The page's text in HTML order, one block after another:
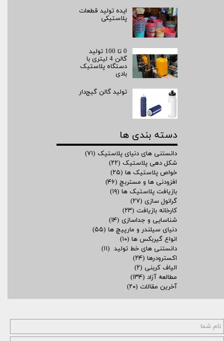
ایده تولید قطعات
پلاستیکی
0 تا 100 تولید
گالن 4 لیتری با
دستگاه پلاستیک
بادی
تولید گالن گیج‌دار
دسته بندی ها
دانستنی های دنیای پلاستیک (۷۱)
شکل دهی پلاستیک (۲۲)
خواص پلاستیک ها (۲۵)
افزودنی ها و مستربچ (۴۶)
بازیافت پلاستیک ها (۱۹)
گرانول سازی (۲۷)
کارخانه بازیافت (۲۳)
شناسایی و جداسازی (۱۴)
دنیای سیلندر و مارپیچ ها (۵۵)
انواع گیربکس ها (۱۰)
دانستنی های خط تولید (۱۱)
اکسترودرها (۲۴)
الیاف کربنی (۲)
مطالعه آزاد (۱۳۴)
آخرین مقالات (۲۰)